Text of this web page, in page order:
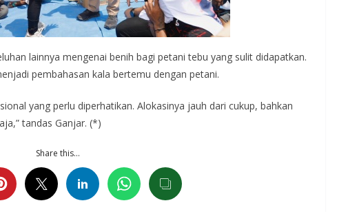
lainnya mengenai benih bagi petani tebu yang sulit didapatkan.
pembahasan kala bertemu dengan petani.
yang perlu diperhatikan. Alokasinya jauh dari cukup, bahkan
tandas Ganjar. (*)
Share this…